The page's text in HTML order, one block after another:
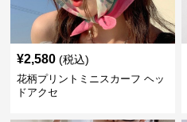
¥2,580 (税込)
花柄プリントミニスカーフ ヘッ
ドアクセ